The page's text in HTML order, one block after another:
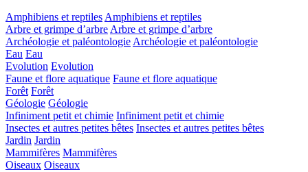
Amphibiens et reptiles Amphibiens et reptiles
Arbre et grimpe d’arbre Arbre et grimpe d’arbre
Archéologie et paléontologie Archéologie et paléontologie
Eau Eau
Evolution Evolution
Faune et flore aquatique Faune et flore aquatique
Forêt Forêt
Géologie Géologie
Infiniment petit et chimie Infiniment petit et chimie
Insectes et autres petites bêtes Insectes et autres petites bêtes
Jardin Jardin
Mammifères Mammifères
Oiseaux Oiseaux